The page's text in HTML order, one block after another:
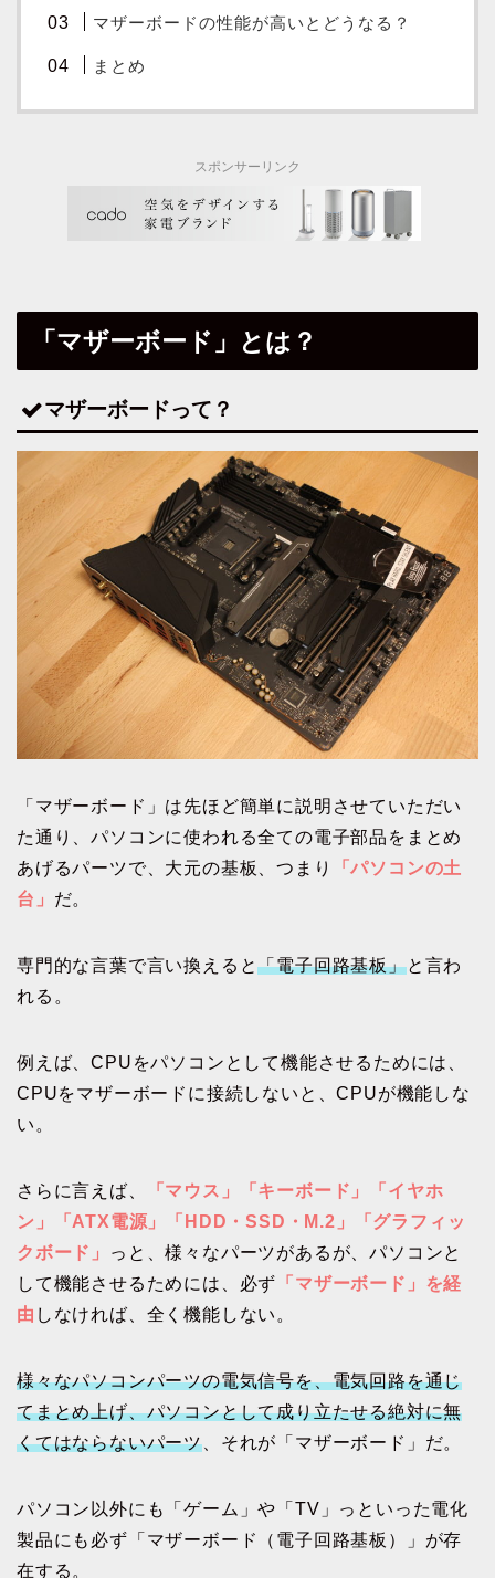
マザーボードの性能が高いとどうなる？
まとめ
スポンサーリンク
「マザーボード」とは？
マザーボードって？
「マザーボード」は先ほど簡単に説明させていただい
た通り、パソコンに使われる全ての電子部品をまとめ
あげるパーツで、大元の基板、つまり
「パソコンの土
台」 だ。
専門的な言葉で言い換えると「電子回路基板」と言わ
れる。
例えば、CPUをパソコンとして機能させるためには、
CPUをマザーボードに接続しないと、CPUが機能しな
い。
さらに言えば、
「マウス」「キーボード」「イヤホ
ン」「ATX電源」「HDD・SSD・M.2」「グラフィッ
クボード」
っと、様々なパーツがあるが、パソコンと
して機能させるためには、必ず 「マザーボード」を経
由 しなければ、全く機能しない。
様々なパソコンパーツの電気信号を、電気回路を通じ
てまとめ上げ、パソコンとして成り立たせる絶対に無
くてはならないパーツ 、それが「マザーボード」だ。
パソコン以外にも「ゲーム」や「TV」っといった電化
製品にも必ず「マザーボード（電子回路基板）」が存
在する。